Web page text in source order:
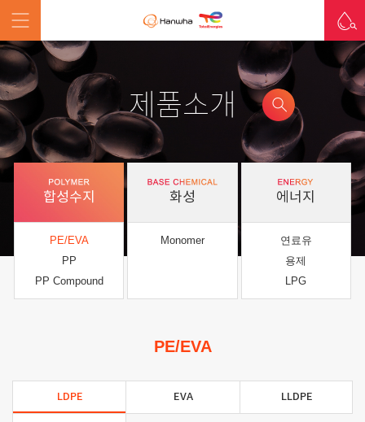
제품소개
합성수지
PE/EVA
PP
PP Compound
화성
Monomer
에너지
연료유
용제
LPG
PE/EVA
LDPE EVA LLDPE